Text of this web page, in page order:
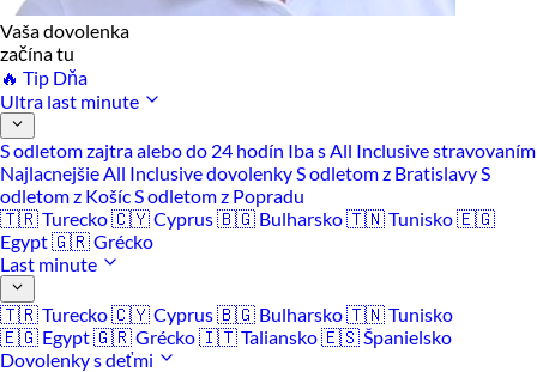
Vaša dovolenka
začína tu
🔥 Tip Dňa
Ultra last minute
S odletom zajtra alebo do 24 hodín Iba s All Inclusive stravovaním
Najlacnejšie All Inclusive dovolenkyS odletom z BratislavyS
odletom z KošícS odletom z Popradu
🇹🇷 Turecko🇨🇾 Cyprus🇧🇬 Bulharsko🇹🇳 Tunisko🇪🇬
Egypt🇬🇷 Grécko
Last minute
🇹🇷 Turecko🇨🇾 Cyprus🇧🇬 Bulharsko🇹🇳 Tunisko
🇪🇬 Egypt🇬🇷 Grécko🇮🇹 Taliansko🇪🇸 Španielsko
Dovolenky s deťmi